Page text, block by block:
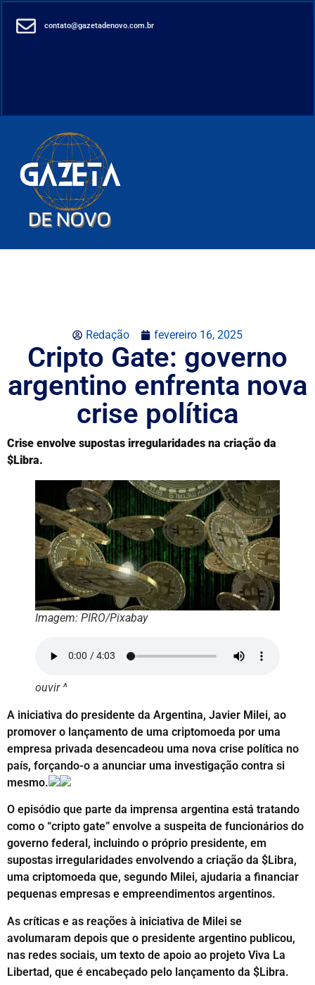
contato@gazetadenovo.com.br
Redação fevereiro 16, 2025
Cripto Gate: governo
argentino enfrenta nova
crise política
Crise envolve supostas irregularidades na criação da
$Libra.
Imagem: PIRO/Pixabay
ouvir ^
A iniciativa do presidente da Argentina, Javier Milei, ao
promover o lançamento de uma criptomoeda por uma
empresa privada desencadeou uma nova crise política no
país, forçando-o a anunciar uma investigação contra si
mesmo.
O episódio que parte da imprensa argentina está tratando
como o “cripto gate” envolve a suspeita de funcionários do
governo federal, incluindo o próprio presidente, em
supostas irregularidades envolvendo a criação da $Libra,
uma criptomoeda que, segundo Milei, ajudaria a financiar
pequenas empresas e empreendimentos argentinos.
As críticas e as reações à iniciativa de Milei se
avolumaram depois que o presidente argentino publicou,
nas redes sociais, um texto de apoio ao projeto Viva La
Libertad, que é encabeçado pelo lançamento da $Libra.